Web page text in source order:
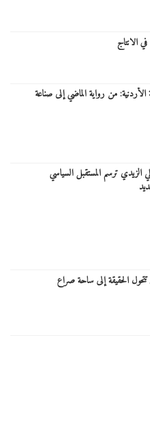
الانتاج
من رواية الماضي إلى صناعة
ترسم المستقبل السياسي
الحقيقة إلى ساحة صراع